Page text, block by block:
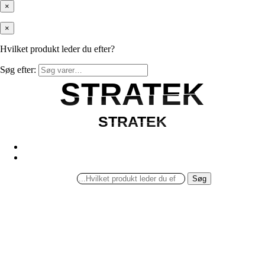
×
×
Hvilket produkt leder du efter?
Søg efter:
STRATEK
STRATEK
STRATEK
STRATEK
Søg